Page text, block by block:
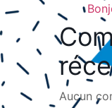
Aucun